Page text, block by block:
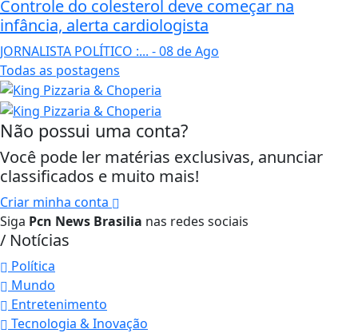
Controle do colesterol deve começar na
infância, alerta cardiologista
JORNALISTA POLÍTICO :... - 08 de Ago
Todas as postagens
Não possui uma conta?
Você pode ler matérias exclusivas, anunciar
classificados e muito mais!
Criar minha conta
Siga Pcn News Brasilia nas redes sociais
/ Notícias
Política
Mundo
Entretenimento
Tecnologia & Inovação